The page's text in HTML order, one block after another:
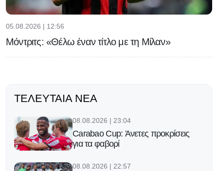
05.08.2026 | 12:56
Μόντριτς: «Θέλω έναν τίτλο με τη Μίλαν»
ΤΕΛΕΥΤΑΊΑ ΝΈΑ
08.08.2026 | 23:04
Carabao Cup: Άνετες προκρίσεις
για τα φαβορί
08.08.2026 | 22:57